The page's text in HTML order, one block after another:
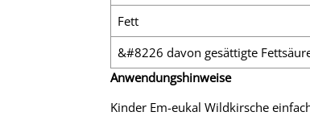
Fett
&#8226 davon gesättigte
Anwendungshinweise
Kinder Em-eukal Wildkirsche